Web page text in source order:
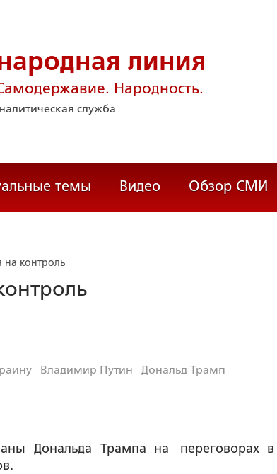
линия
Народность.
служба
темы Видео Обзор СМИ
на контроль
Владимир Путин
Дональд Трамп
Дональда Трампа на переговорах